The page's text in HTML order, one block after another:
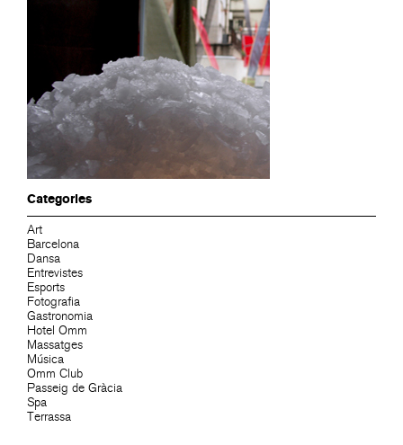
Categories
Art
Barcelona
Dansa
Entrevistes
Esports
Fotografia
Gastronomia
Hotel Omm
Massatges
Música
Omm Club
Passeig de Gràcia
Spa
Terrassa